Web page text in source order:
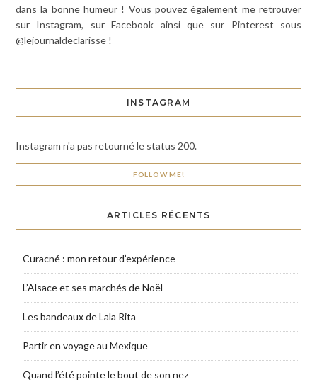
dans la bonne humeur ! Vous pouvez également me retrouver
sur Instagram, sur Facebook ainsi que sur Pinterest sous
@lejournaldeclarisse !
INSTAGRAM
Instagram n'a pas retourné le status 200.
FOLLOW ME!
ARTICLES RÉCENTS
Curacné : mon retour d’expérience
L’Alsace et ses marchés de Noël
Les bandeaux de Lala Rita
Partir en voyage au Mexique
Quand l’été pointe le bout de son nez